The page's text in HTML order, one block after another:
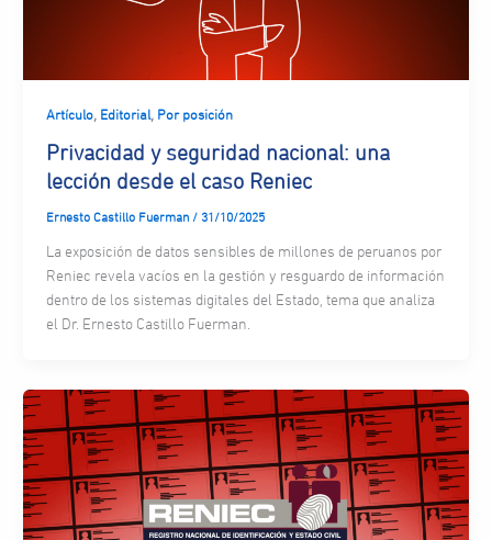
Artículo, Editorial, Por posición
Privacidad y seguridad nacional: una
lección desde el caso Reniec
Ernesto Castillo Fuerman / 31/10/2025
La exposición de datos sensibles de millones de peruanos por
Reniec revela vacíos en la gestión y resguardo de información
dentro de los sistemas digitales del Estado, tema que analiza
el Dr. Ernesto Castillo Fuerman.